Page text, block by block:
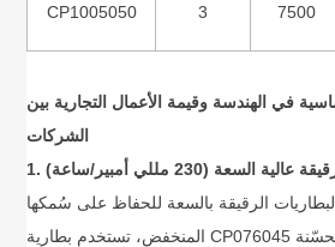
CP1005050 3 7500
في الهندسة وقيمة الأعمال التجارية بين
الشركات
السعة (230 مللي أمبير/ساعة)
الرقيقة بالسعة للحفاظ على سُمكها
المنخفض، تستخدم بطارية CP076045 تركيبة كيميائية داخلية مُحسّنة